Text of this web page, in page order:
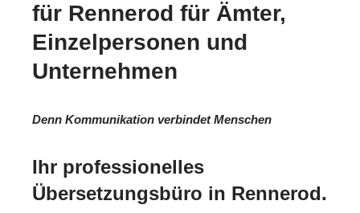
für Rennerod für Ämter,
Einzelpersonen und
Unternehmen
Denn Kommunikation verbindet Menschen
Ihr professionelles
Übersetzungsbüro in Rennerod.